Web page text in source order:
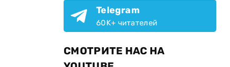
Telegram
60K+ читателей
СМОТРИТЕ НАС НА